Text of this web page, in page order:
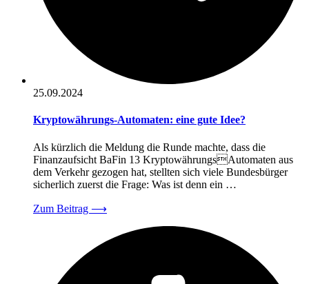
25.09.2024
Kryptowährungs-Automaten: eine gute Idee?
Als kürzlich die Meldung die Runde machte, dass die
Finanzaufsicht BaFin 13 KryptowährungsAutomaten aus
dem Verkehr gezogen hat, stellten sich viele Bundesbürger
sicherlich zuerst die Frage: Was ist denn ein …
Zum Beitrag ⟶